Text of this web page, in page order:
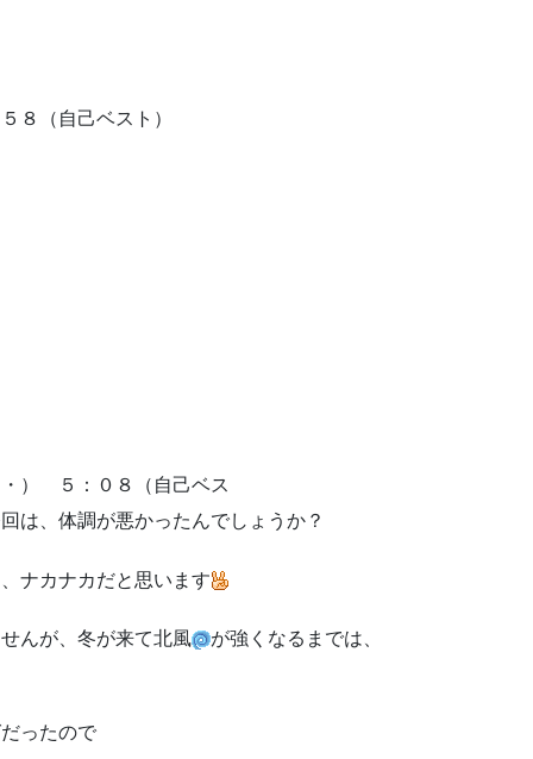
（自己ベスト）
） ５：０８（自己ベス
んでしょうか？
ナカナカだと思います
んが、冬が来て北風 が強くなるまでは、
ったので